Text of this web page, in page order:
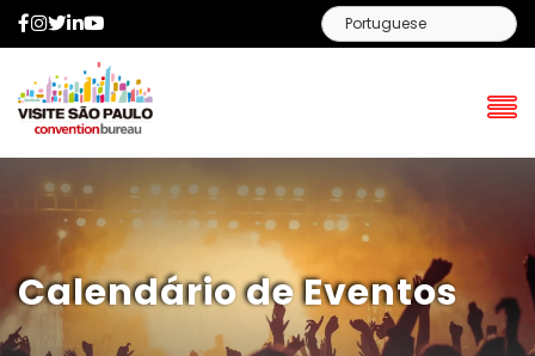
Facebook
Instagram
Twitter
LinkedIn
Calendário de Eventos